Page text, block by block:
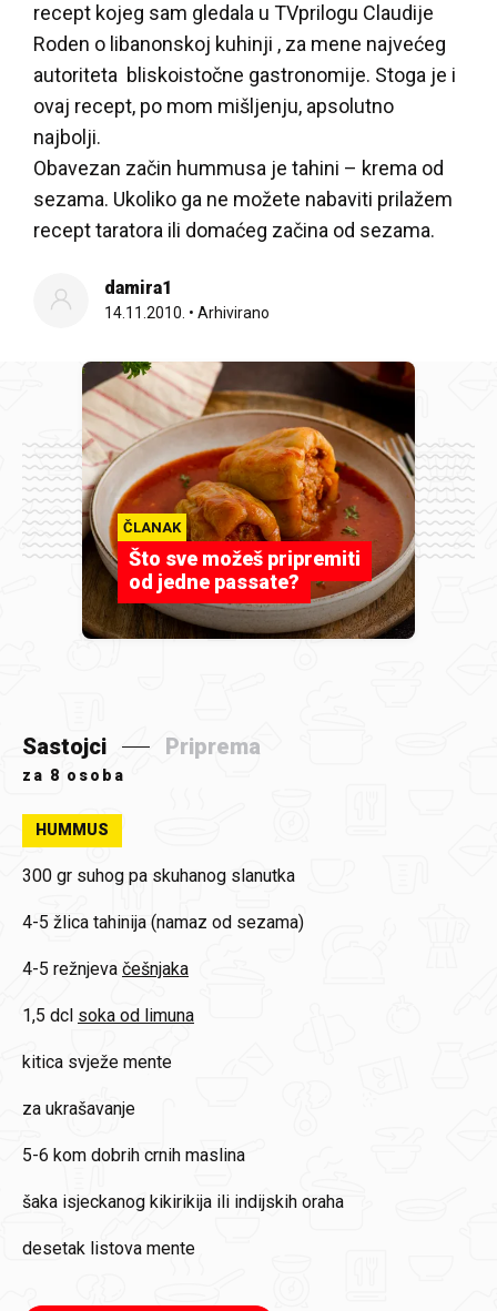
recept kojeg sam gledala u TVprilogu Claudije
Roden o libanonskoj kuhinji , za mene najvećeg
autoriteta bliskoistočne gastronomije. Stoga je i
ovaj recept, po mom mišljenju, apsolutno
najbolji.
Obavezan začin hummusa je tahini – krema od
sezama. Ukoliko ga ne možete nabaviti prilažem
recept taratora ili domaćeg začina od sezama.
damira1
14.11.2010. • Arhivirano
ČLANAK
Što sve možeš pripremiti
od jedne passate?
Sastojci Priprema
za 8 osoba
HUMMUS
300 gr suhog pa skuhanog slanutka
4-5 žlica tahinija (namaz od sezama)
4-5 režnjeva češnjaka
1,5 dcl soka od limuna
kitica svježe mente
za ukrašavanje
5-6 kom dobrih crnih maslina
šaka isjeckanog kikirikija ili indijskih oraha
desetak listova mente